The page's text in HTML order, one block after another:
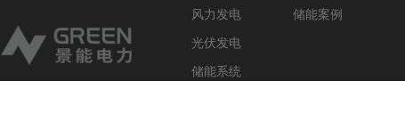
风力发电
光伏发电
储能系统
储能案例